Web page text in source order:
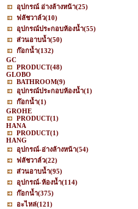
อุปกรณ์ อ่างล้างหน้า(25)
ฟลัชวาล์ว(10)
อุปกรณ์ประกอบห้องน้ำ(55)
ส่วนอาบน้ำ(50)
ก๊อกน้ำ(132)
GC
PRODUCT(48)
GLOBO
BATHROOM(9)
อุปกรณ์ประกอบห้องน้ำ(1)
ก๊อกน้ำ(1)
GROHE
PRODUCT(1)
HANA
PRODUCT(1)
HANG
อุปกรณ์-อ่างล้างหน้า(54)
ฟลัชวาล์ว(22)
ส่วนอาบน้ำ(95)
อุปกรณ์-ห้องน้ำ(114)
ก๊อกน้ำ(375)
อะไหล่(121)